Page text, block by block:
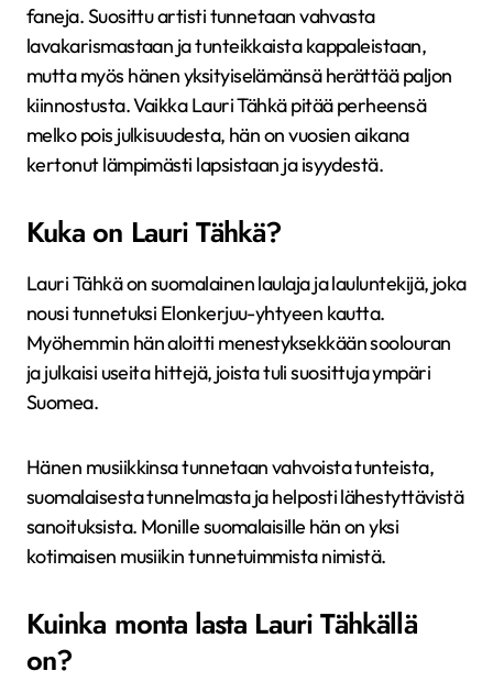
faneja. Suosittu artisti tunnetaan vahvasta
lavakarismastaan ja tunteikkaista kappaleistaan,
mutta myös hänen yksityiselämänsä herättää paljon
kiinnostusta. Vaikka Lauri Tähkä pitää perheensä
melko pois julkisuudesta, hän on vuosien aikana
kertonut lämpimästi lapsistaan ja isyydestä.
Kuka on Lauri Tähkä?
Lauri Tähkä on suomalainen laulaja ja lauluntekijä, joka
nousi tunnetuksi Elonkerjuu-yhtyeen kautta.
Myöhemmin hän aloitti menestyksekkään soolouran
ja julkaisi useita hittejä, joista tuli suosittuja ympäri
Suomea.
Hänen musiikkinsa tunnetaan vahvoista tunteista,
suomalaisesta tunnelmasta ja helposti lähestyttävistä
sanoituksista. Monille suomalaisille hän on yksi
kotimaisen musiikin tunnetuimmista nimistä.
Kuinka monta lasta Lauri Tähkällä
on?